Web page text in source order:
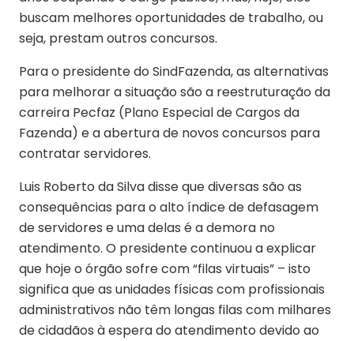
buscam melhores oportunidades de trabalho, ou
seja, prestam outros concursos.
Para o presidente do SindFazenda, as alternativas
para melhorar a situação são a reestruturação da
carreira Pecfaz (Plano Especial de Cargos da
Fazenda) e a abertura de novos concursos para
contratar servidores.
Luis Roberto da Silva disse que diversas são as
consequências para o alto índice de defasagem
de servidores e uma delas é a demora no
atendimento. O presidente continuou a explicar
que hoje o órgão sofre com “filas virtuais” – isto
significa que as unidades físicas com profissionais
administrativos não têm longas filas com milhares
de cidadãos à espera do atendimento devido ao